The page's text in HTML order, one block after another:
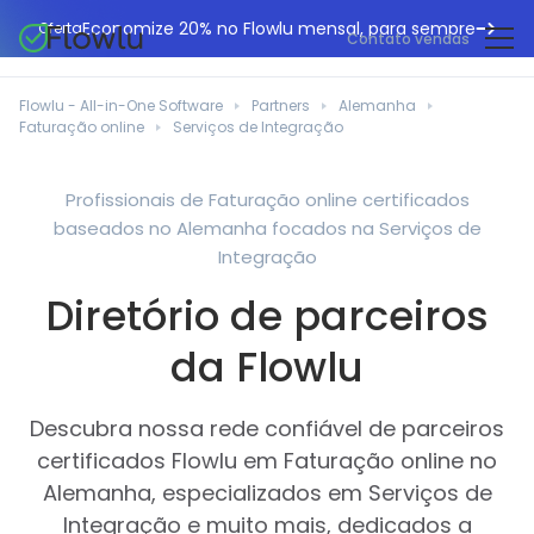
OfertaEconomize 20% no Flowlu mensal, para sempre
Contato vendas
Gestão de projetos
Faturação online
Automação do fluxo de trabalho
Ferramentas de colaboração
Gestão financeira
Base de conhecimento
Agências de marketing
Departamentos de TI
Profissionais jurídicos
Empresas de fabrico
Pequenos negócios
Planeadores de eventos
Central de ajuda
Blogue Flowlu
Guias
Casos de utilização
Ferramentas gratuitas
Português
Flowlu - All-in-One Software Partners
Alemanha
Faturação online
Serviços de Integração
Profissionais de Faturação online certificados
baseados no Alemanha focados na Serviços de
Integração
Diretório de parceiros
da Flowlu
Descubra nossa rede confiável de parceiros
certificados Flowlu em Faturação online no
Alemanha, especializados em Serviços de
Integração e muito mais, dedicados a